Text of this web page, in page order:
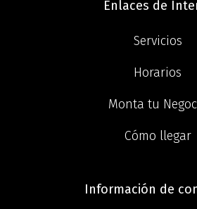
Enlaces de
Servicios
Horarios
Monta tu
Cómo llegar
Información de